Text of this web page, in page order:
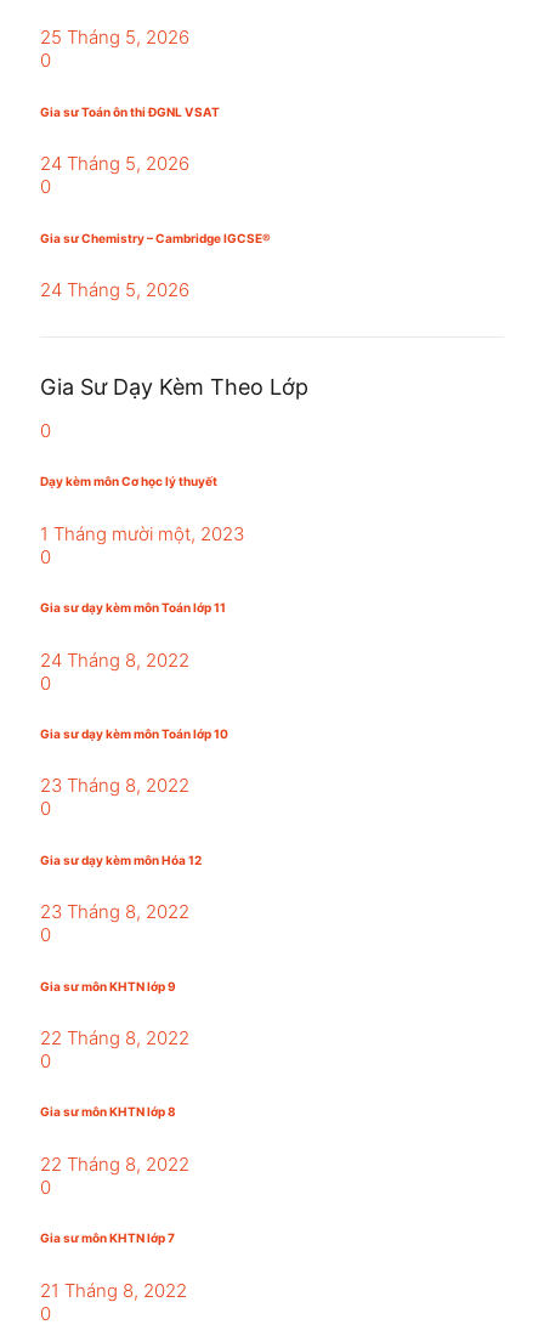
25 Tháng 5, 2026
0
Gia sư Toán ôn thi ĐGNL VSAT
24 Tháng 5, 2026
0
Gia sư Chemistry – Cambridge IGCSE®
24 Tháng 5, 2026
Gia Sư Dạy Kèm Theo Lớp
0
Dạy kèm môn Cơ học lý thuyết
1 Tháng mười một, 2023
0
Gia sư dạy kèm môn Toán lớp 11
24 Tháng 8, 2022
0
Gia sư dạy kèm môn Toán lớp 10
23 Tháng 8, 2022
0
Gia sư dạy kèm môn Hóa 12
23 Tháng 8, 2022
0
Gia sư môn KHTN lớp 9
22 Tháng 8, 2022
0
Gia sư môn KHTN lớp 8
22 Tháng 8, 2022
0
Gia sư môn KHTN lớp 7
21 Tháng 8, 2022
0